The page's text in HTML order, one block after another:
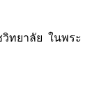
ทยาลัย ในพระ